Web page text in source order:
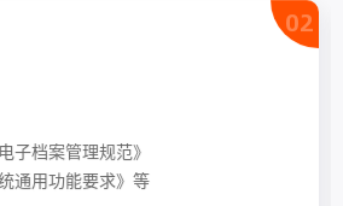
子档案管理规范》
通用功能要求》等
02